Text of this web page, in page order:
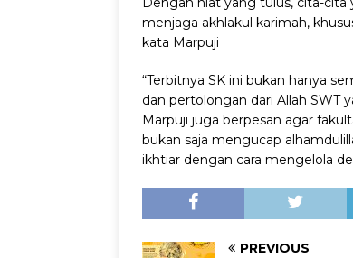
menjaga akhlakul karimah,
kata Marpuji
“Terbitnya SK ini bukan hanya
dan pertolongan dari Allah SWT
Marpuji juga berpesan agar
bukan saja mengucap
ikhtiar dengan cara mengelola
PREVIOUS